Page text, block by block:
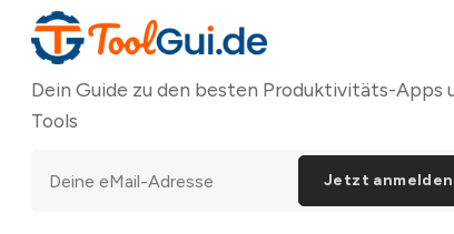
Dein Guide zu den besten Produktivitäts-Apps
Tools
Jetzt anmelden